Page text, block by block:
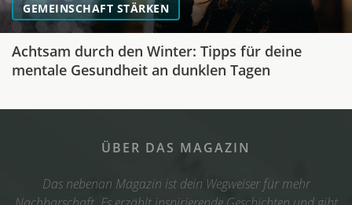
GEMEINSCHAFT STÄRKEN
Achtsam durch den Winter: Tipps für deine
mentale Gesundheit an dunklen Tagen
ÜBER DAS MAGAZIN
Das nebenan Magazin ist dein Wegweiser für mehr